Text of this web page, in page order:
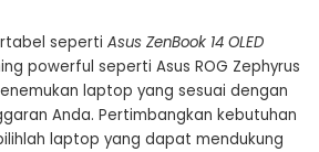
seperti Asus ZenBook 14 OLED
powerful seperti Asus ROG Zephyrus
laptop yang sesuai dengan
Anda. Pertimbangkan kebutuhan
laptop yang dapat mendukung